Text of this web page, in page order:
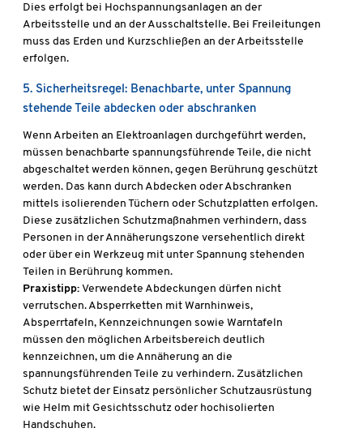
Dies erfolgt bei Hochspannungsanlagen an der
Arbeitsstelle und an der Ausschaltstelle. Bei Freileitungen
muss das Erden und Kurzschließen an der Arbeitsstelle
erfolgen.
5. Sicherheitsregel: Benachbarte, unter Spannung
stehende Teile abdecken oder abschranken
Wenn Arbeiten an Elektroanlagen durchgeführt werden,
müssen benachbarte spannungsführende Teile, die nicht
abgeschaltet werden können, gegen Berührung geschützt
werden. Das kann durch Abdecken oder Abschranken
mittels isolierenden Tüchern oder Schutzplatten erfolgen.
Diese zusätzlichen Schutzmaßnahmen verhindern, dass
Personen in der Annäherungszone versehentlich direkt
oder über ein Werkzeug mit unter Spannung stehenden
Teilen in Berührung kommen.
Praxistipp: Verwendete Abdeckungen dürfen nicht
verrutschen. Absperrketten mit Warnhinweis,
Absperrtafeln, Kennzeichnungen sowie Warntafeln
müssen den möglichen Arbeitsbereich deutlich
kennzeichnen, um die Annäherung an die
spannungsführenden Teile zu verhindern. Zusätzlichen
Schutz bietet der Einsatz persönlicher Schutzausrüstung
wie Helm mit Gesichtsschutz oder hochisolierten
Handschuhen.